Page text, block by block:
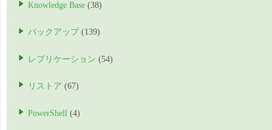
Knowledge Base (38)
バックアップ (139)
レプリケーション (54)
リストア (67)
PowerShell (4)